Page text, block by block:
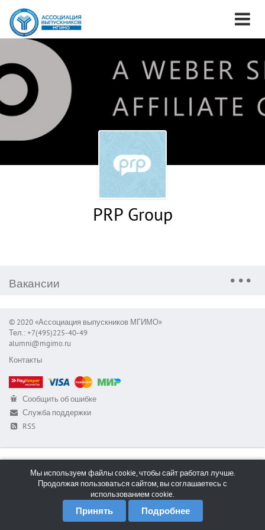
PRP Group
Вакансии
© 2020 «Ассоциация выпускников МГИМО»
Тел.: +7(495)225-40-49
alumni@mgimo.ru
Контакты
Сообщить об ошибке
Служба поддержки
RSS
Мы используем файлы cookie, чтобы сайт работал лучше.
Продолжая пользоваться сайтом, вы соглашаетесь с
использованием cookie.
Принять Подробнее